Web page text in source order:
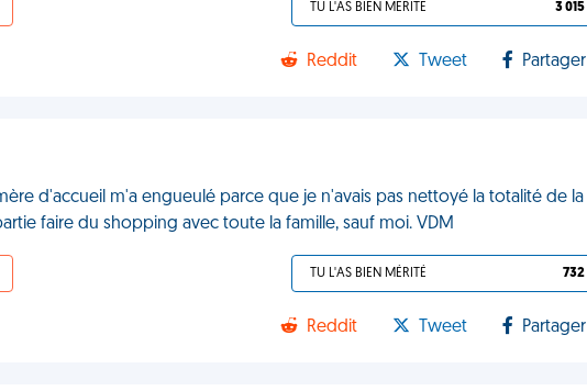
TU L'AS BIEN MÉRITÉ 3 015
Reddit Tweet Partager
d'accueil m'a engueulé parce que je n'avais pas nettoyé la totalité de la
faire du shopping avec toute la famille, sauf moi. VDM
TU L'AS BIEN MÉRITÉ 732
Reddit Tweet Partager